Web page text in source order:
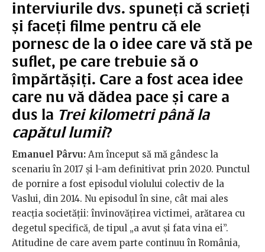
interviurile dvs. spuneți că scrieți
și faceți filme pentru că ele
pornesc de la o idee care vă stă pe
suflet, pe care trebuie să o
împărtășiți. Care a fost acea idee
care nu vă dădea pace și care a
dus la Trei kilometri până la
capătul lumii?
Emanuel Pârvu: Am început să mă gândesc la
scenariu în 2017 și l-am definitivat prin 2020. Punctul
de pornire a fost episodul violului colectiv de la
Vaslui, din 2014. Nu episodul în sine, cât mai ales
reacția societății: învinovățirea victimei, arătarea cu
degetul specifică, de tipul „a avut și fata vina ei”.
Atitudine de care avem parte continuu în România,